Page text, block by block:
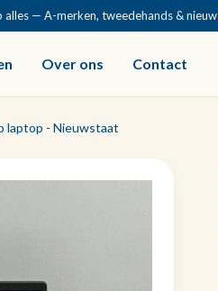
alles — A-merken, tweedehands & nieuw
Over ons Contact
laptop - Nieuwstaat